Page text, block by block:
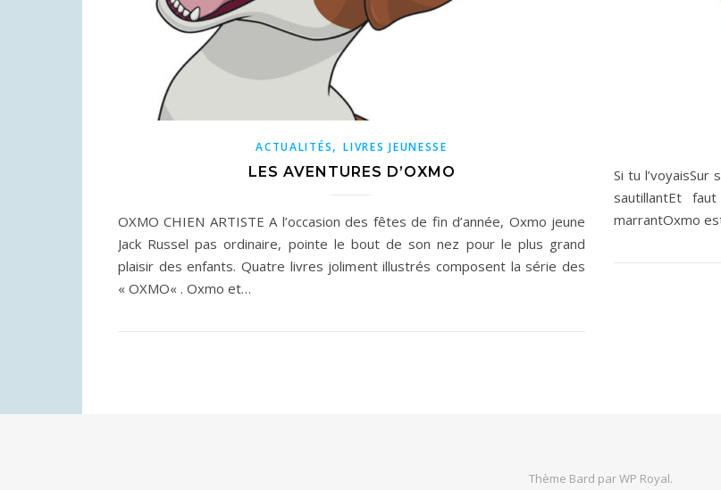
ACTUALITÉS,LIVRES JEUNESSE
LES AVENTURES D’OXMO
OXMO CHIEN ARTISTE A l’occasion des fêtes de fin d’année, Oxmo jeune
Jack Russel pas ordinaire, pointe le bout de son nez pour le plus grand
plaisir des enfants. Quatre livres joliment illustrés composent la série des
« OXMO« . Oxmo et…
Si tu
sautillantEt
Thème Bard parWP Royal.